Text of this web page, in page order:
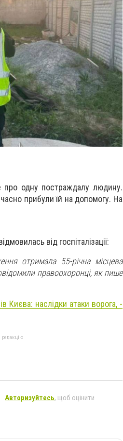
про одну постраждалу людину.
прибули їй на допомогу. На
від госпіталізації:
отримала 55-річна місцева
правоохоронці, як пише
Києва: наслідки атаки ворога, -
редакцію
Авторизуйтесь, щоб оцінити